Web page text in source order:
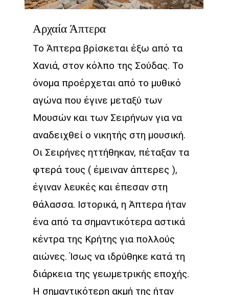
Αρχαία Άπτερα
Το Άπτερα βρίσκεται έξω από τα
Χανιά, στον κόλπο της Σούδας. Το
όνομα προέρχεται από το μυθικό
αγώνα που έγινε μεταξύ των
Μουσών και των Σειρήνων για να
αναδειχθεί ο νικητής στη μουσική.
Οι Σειρήνες ηττήθηκαν, πέταξαν τα
φτερά τους ( έμειναν άπτερες ),
έγιναν λευκές και έπεσαν στη
θάλασσα. Ιστορικά, η Άπτερα ήταν
ένα από τα σημαντικότερα αστικά
κέντρα της Κρήτης για πολλούς
αιώνες. Ίσως να ιδρύθηκε κατά τη
διάρκεια της γεωμετρικής εποχής.
Η σημαντικότερη ακμή της ήταν